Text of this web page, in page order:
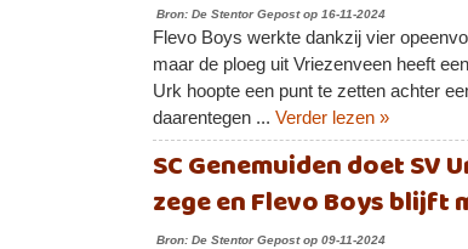
Bron: De Stentor Gepost op 16-11-2024
Flevo Boys werkte dankzij vier
maar de ploeg uit Vriezenveen heeft
Urk hoopte een punt te zetten achter
daarentegen ... Verder lezen »
SC Genemuiden doet SV
zege en Flevo Boys blijft
Bron: De Stentor Gepost op 09-11-2024